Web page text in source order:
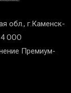
обл., г.Каменск-
ООО
Премиум-